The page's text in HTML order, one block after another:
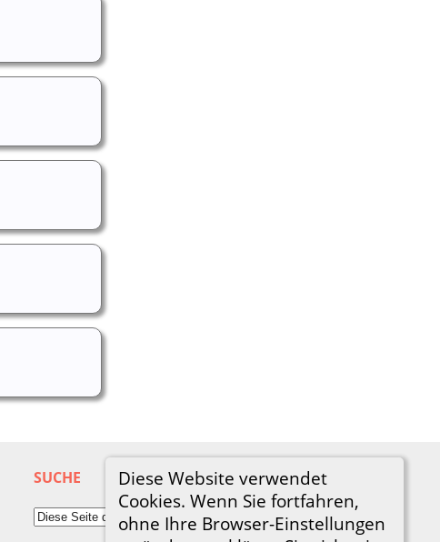
Diese Website verwendet
Cookies. Wenn Sie fortfahren,
ohne Ihre Browser-Einstellungen
SUCHE